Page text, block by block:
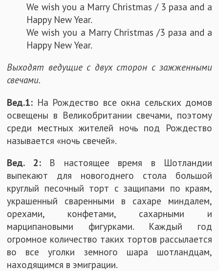
We wish you a Marry Christmas / 3 раза and a
Happy New Year.
We wish you a Marry Christmas /3 раза and a
Happy New Year.
Выходят ведущие с двух сторон с зажженными
свечами.
Вед.1: На Рождество все окна сельских домов
освещены в Великобритании свечами, поэтому
среди местных жителей ночь под Рождество
называется «ночь свечей».
Вед. 2:В настоящее время в Шотландии
выпекают для новогоднего стола большой
круглый песочный торт с защипами по краям,
украшенный сваренными в сахаре миндалем,
орехами, конфетами, сахарными и
марципановыми фигурками. Каждый год
огромное количество таких тортов рассылается
во все уголки земного шара шотландцам,
находящимся в эмиграции.